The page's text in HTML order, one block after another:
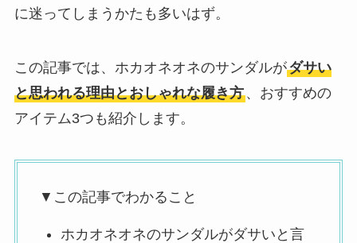
に迷ってしまうかたも多いはず。
この記事では、ホカオネオネのサンダルがダサい
と思われる理由とおしゃれな履き方、おすすめの
アイテム3つも紹介します。
▼この記事でわかること
ホカオネオネのサンダルがダサいと言